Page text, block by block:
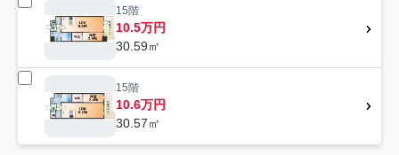
15階
10.5万円
30.59㎡
15階
10.6万円
30.57㎡